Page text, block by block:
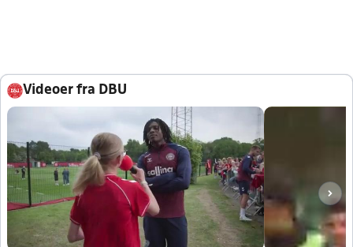
Videoer fra DBU